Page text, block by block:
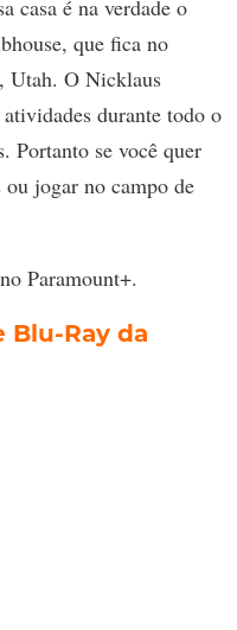
casa é na verdade o
que fica no
Utah. O Nicklaus
durante todo o
Portanto se você quer
ou jogar no campo de
Paramount+.
Blu-Ray da